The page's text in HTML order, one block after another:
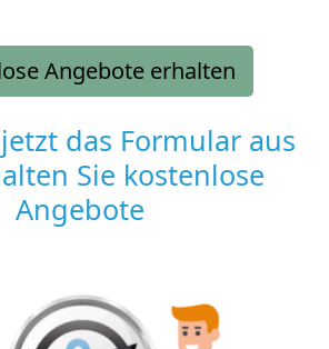
Angebote erhalten
das Formular aus
Sie kostenlose
Angebote